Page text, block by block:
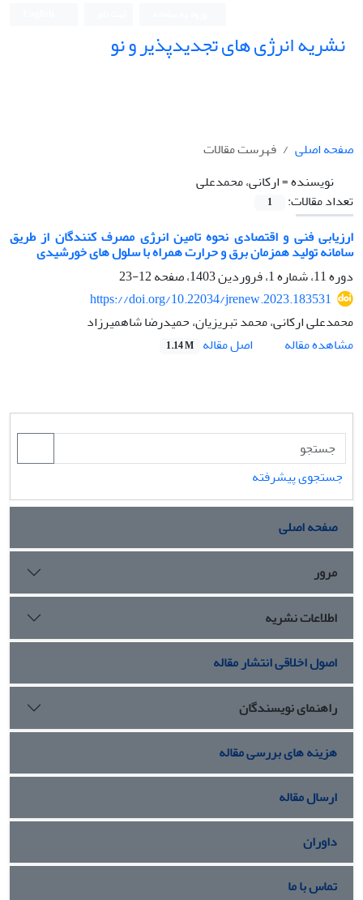
نشریه انرژی های تجدیدپذیر و نو
صفحه اصلی
فهرست مقالات
نویسنده =ارکانی، محمدعلی
تعداد مقالات:
1
ارزیابی فنی و اقتصادی نحوه تامین انرژی مصرف کنندگان از طریق
سامانه تولید همزمان برق و حرارت همراه با سلول های خورشیدی
دوره 11، شماره 1، فروردین 1403، صفحه
12-23
https://doi.org/10.22034/jrenew.2023.183531
محمدعلی ارکانی، محمد تبریزیان، حمیدرضا شاهمیرزاد
مشاهده مقاله
اصل مقاله 1.14 M
جستجوی پیشرفته
صفحه اصلی
مرور
اطلاعات نشریه
اصول اخلاقی انتشار مقاله
راهنمای نویسندگان
هزینه های بررسی مقاله
ارسال مقاله
داوران
تماس با ما